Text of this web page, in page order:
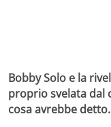
Bobby Solo e la
proprio svelata dal
cosa avrebbe detto.